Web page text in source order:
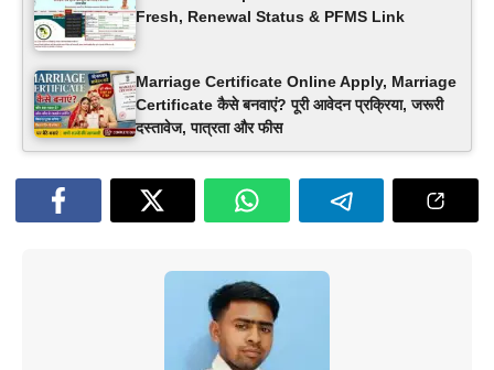
Fresh, Renewal Status & PFMS Link
Marriage Certificate Online Apply, Marriage
Certificate कैसे बनवाएं? पूरी आवेदन प्रक्रिया, जरूरी
दस्तावेज, पात्रता और फीस